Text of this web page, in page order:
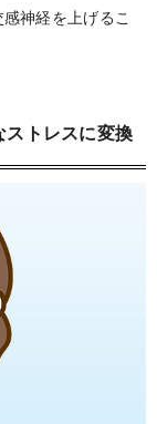
神経を上げるこ
ストレスに変換